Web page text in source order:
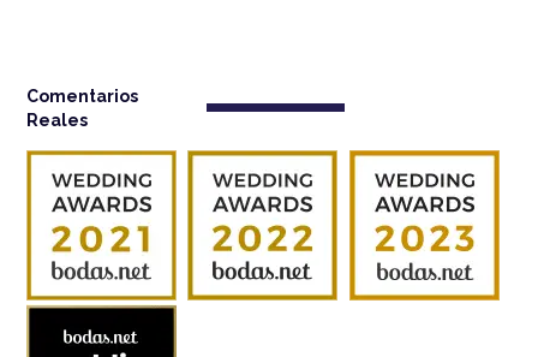
Comentarios
Reales